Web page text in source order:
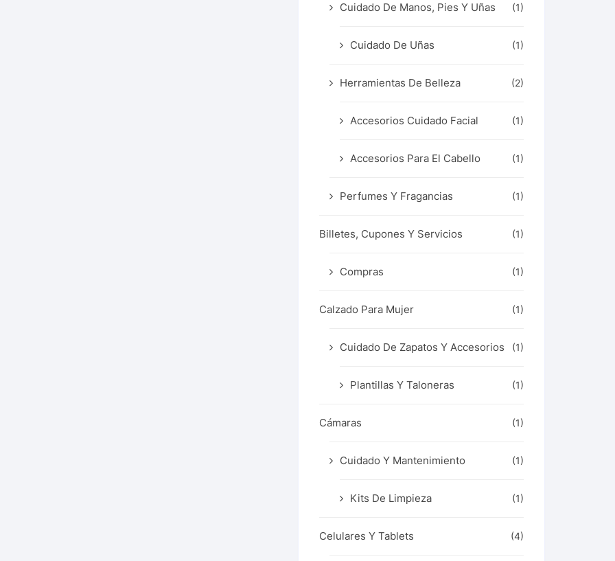
Cuidado De Manos, Pies Y Uñas (1)
Cuidado De Uñas (1)
Herramientas De Belleza (2)
Accesorios Cuidado Facial (1)
Accesorios Para El Cabello (1)
Perfumes Y Fragancias (1)
Billetes, Cupones Y Servicios (1)
Compras (1)
Calzado Para Mujer (1)
Cuidado De Zapatos Y Accesorios (1)
Plantillas Y Taloneras (1)
Cámaras (1)
Cuidado Y Mantenimiento (1)
Kits De Limpieza (1)
Celulares Y Tablets (4)